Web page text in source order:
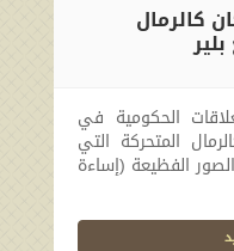
كالرمال
الحكومية في
المتحركة التي
الفظيعة (إساءة